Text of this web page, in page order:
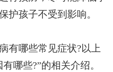
护孩子不受到影响。
有哪些常见症状?以上
哪些?”的相关介绍。